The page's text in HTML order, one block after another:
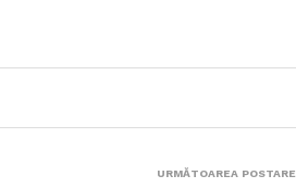
URMĂTOAREA POSTARE